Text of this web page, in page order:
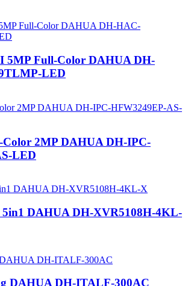
5MP Full-Color DAHUA DH-
LED
Color 2MP DAHUA DH-IPC-
LED
DAHUA DH-XVR5108H-4KL-
DAHUA DH-ITALF-300AC